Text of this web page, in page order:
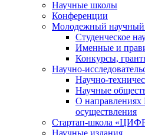
Научные школы
Конференции
Молодежный научный
Студенческое
Именные и
Конкурсы,
Научно-
Научно-
Научные
О направлениях
осуществления
Стартап-школа
Научные издания